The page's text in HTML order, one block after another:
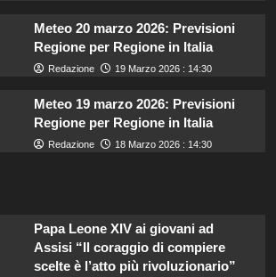
Meteo 20 marzo 2026: Previsioni
Regione per Regione in Italia
Redazione 19 Marzo 2026 : 14:30
Meteo 19 marzo 2026: Previsioni
Regione per Regione in Italia
Redazione 18 Marzo 2026 : 14:30
Papa Leone XIV ai giovani ad
Assisi “Il coraggio di compiere
scelte è l’atto più rivoluzionario”